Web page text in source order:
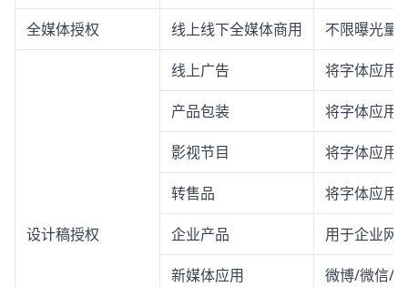
全媒体授权 线上线下全媒体商用 不限曝光量
设计稿授权
线上广告 将字体应用
产品包装 将字体应用
影视节目 将字体应用
转售品 将字体应用
企业产品 用于企业网
新媒体应用 微博/微信/